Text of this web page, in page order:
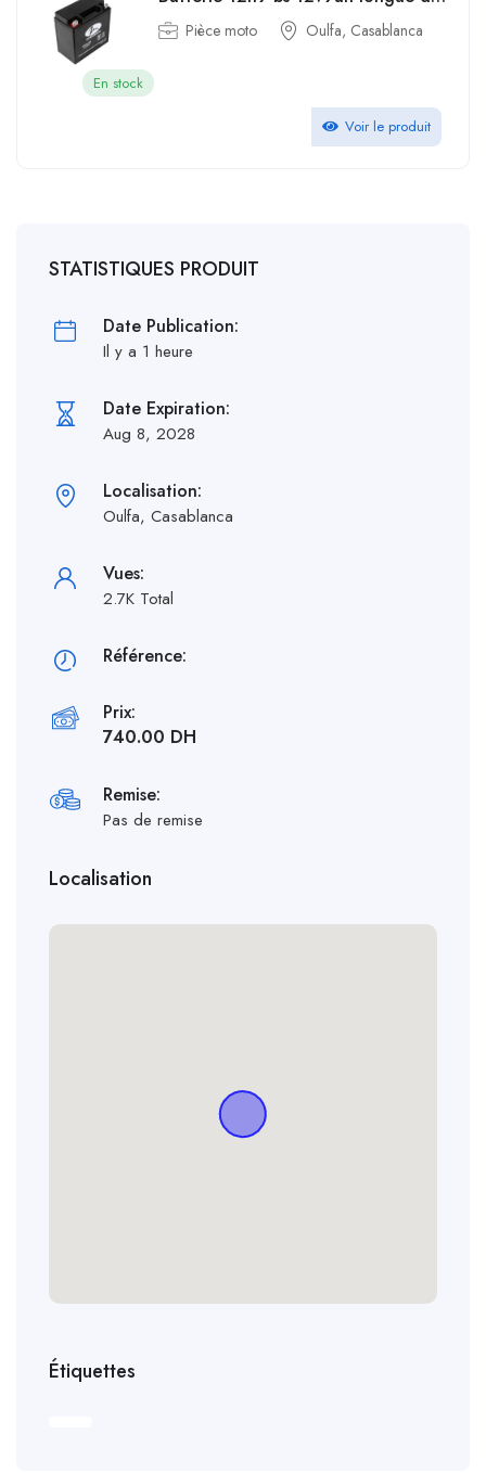
Pièce moto Oulfa, Casablanca
En stock
Voir le produit
STATISTIQUES PRODUIT
Date Publication:
Il y a 1 heure
Date Expiration:
Aug 8, 2028
Localisation:
Oulfa, Casablanca
Vues:
2.7K Total
Référence:
Prix:
740.00 DH
Remise:
Pas de remise
Localisation
Étiquettes